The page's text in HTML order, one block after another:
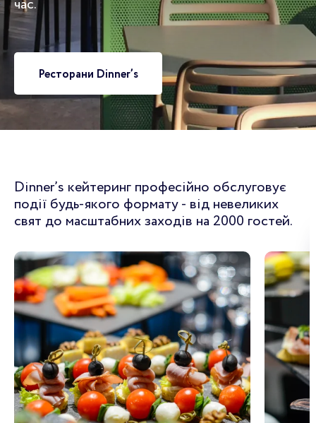
час.
Ресторани Dinner’s
Dinner’s кейтеринг професійно обслуговує
події будь-якого формату - від невеликих
свят до масштабних заходів на 2000 гостей.